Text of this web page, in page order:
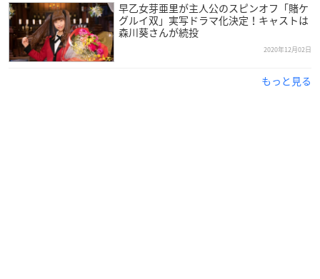
早乙女芽亜里が主人公のスピンオフ「賭ケ
グルイ双」実写ドラマ化決定！キャストは
森川葵さんが続投
2020年12月02日
もっと見る